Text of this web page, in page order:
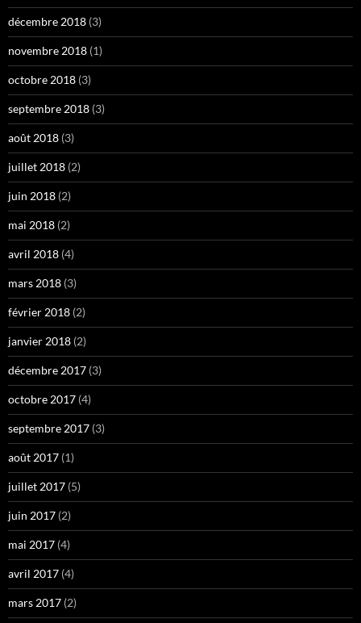
décembre 2018 (3)
novembre 2018 (1)
octobre 2018 (3)
septembre 2018 (3)
août 2018 (3)
juillet 2018 (2)
juin 2018 (2)
mai 2018 (2)
avril 2018 (4)
mars 2018 (3)
février 2018 (2)
janvier 2018 (2)
décembre 2017 (3)
octobre 2017 (4)
septembre 2017 (3)
août 2017 (1)
juillet 2017 (5)
juin 2017 (2)
mai 2017 (4)
avril 2017 (4)
mars 2017 (2)